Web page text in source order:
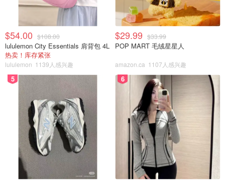
$54.00 $108.00
lululemon City Essentials 肩背包 4L
热卖！库存紧张
lululemon 1139人感兴趣
$29.99 $33.99
POP MART 毛绒星星人
amazon.ca 1107人感兴趣
5 6